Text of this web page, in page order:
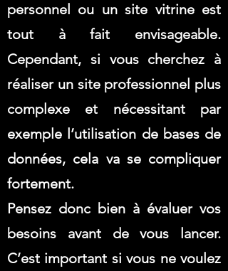
personnel ou un site vitrine est
tout à fait envisageable.
Cependant, si vous cherchez à
réaliser un site professionnel plus
complexe et nécessitant par
exemple l’utilisation de bases de
données, cela va se compliquer
fortement.
Pensez donc bien à évaluer vos
besoins avant de vous lancer.
C’est important si vous ne voulez